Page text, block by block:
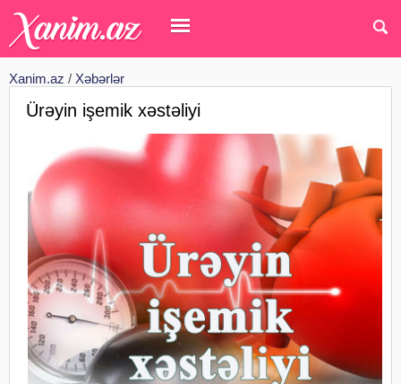
Xanim.az / Xəbərlər
Ürəyin işemik xəstəliyi